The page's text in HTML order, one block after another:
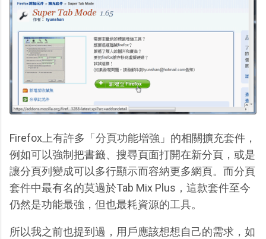
Firefox上有許多「分頁功能增強」的相關擴充套件，
例如可以強制把書籤、搜尋頁面打開在新分頁，或是
讓分頁列變成可以多行顯示而容納更多網頁。而分頁
套件中最有名的莫過於Tab Mix Plus，這款套件至今
仍然是功能最強，但也最耗資源的工具。
所以我之前也提到過，用戶應該想想自己的需求，如